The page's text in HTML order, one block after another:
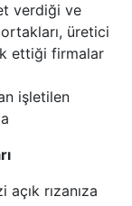
verdiği ve
üretici
ettiği firmalar
işletilen
rızanıza